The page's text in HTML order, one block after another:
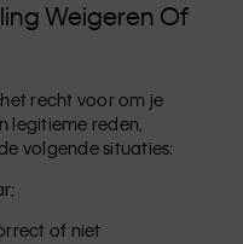
Weigeren Of
recht voor om je
legitieme reden,
volgende situaties:
of niet